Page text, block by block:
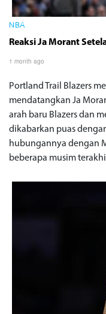
NBA
Reaksi Ja Morant
1 month ago
Portland Trail Blazers
mendatangkan Ja
arah baru Blazers dan
dikabarkan puas
hubungannya dengan
beberapa musim